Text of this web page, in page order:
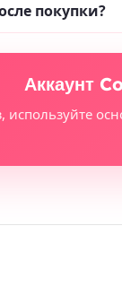
покупки?
Аккаунт
используйте